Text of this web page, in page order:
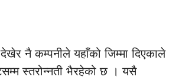
नै कम्पनीले यहाँको जिम्मा दिएकाले
स्तरोन्नती भैरहेको छ । यसै